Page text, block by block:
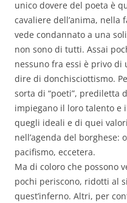
unico dovere del poeta è
cavaliere dell’anima, nella
vede condannato a una
non sono di tutti. Assai
nessuno fra essi è privo
dire di donchisciottismo.
sorta di “poeti”, prediletta
impiegano il loro talento e
quegli ideali e di quei
nell’agenda del borghese:
pacifismo, eccetera.
Ma di coloro che possono
pochi periscono, ridotti al
quest’inferno. Altri, per